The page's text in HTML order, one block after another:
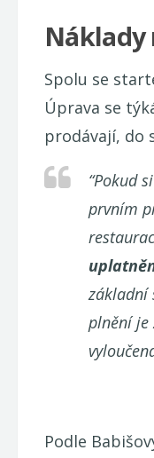
Náklady
Spolu se
Úprava se
prodávají, do
“Pokud
prvním
základní
plnění je
Podle